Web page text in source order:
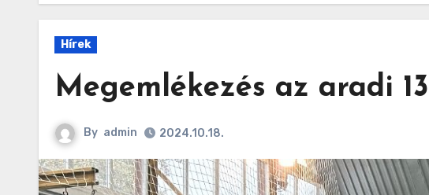
Hírek
Megemlékezés az aradi
By admin 2024.10.18.